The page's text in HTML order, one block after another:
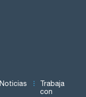
Noticias
Trabaja
con